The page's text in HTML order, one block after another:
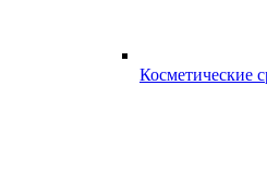
Косметические